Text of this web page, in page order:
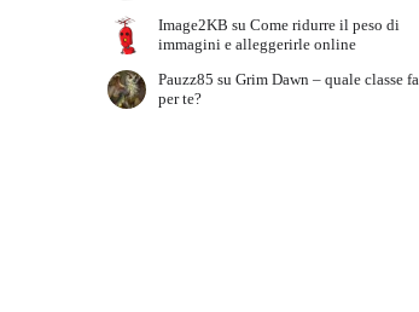
Image2KB su Come ridurre il peso di
immagini e alleggerirle online
Pauzz85 su Grim Dawn – quale classe fa
per te?